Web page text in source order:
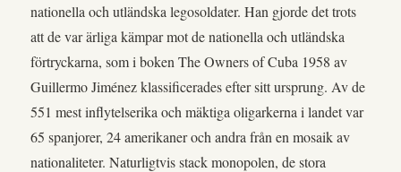
nationella och utländska legosoldater. Han gjorde det trots
att de var ärliga kämpar mot de nationella och utländska
förtryckarna, som i boken The Owners of Cuba 1958 av
Guillermo Jiménez klassificerades efter sitt ursprung. Av de
551 mest inflytelserika och mäktiga oligarkerna i landet var
65 spanjorer, 24 amerikaner och andra från en mosaik av
nationaliteter. Naturligtvis stack monopolen, de stora